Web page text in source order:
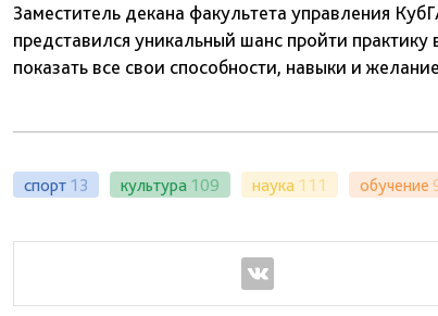
Заместитель декана факультета управления
представился уникальный шанс пройти
показать все свои способности, навыки и
спорт 13 культура 109 наука 111 обучение